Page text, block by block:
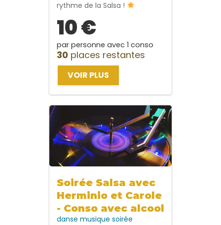
rythme de la Salsa !
10 €
par personne avec 1 conso
30 places restantes
VOIR PLUS
Soirée Salsa avec
Herminio et Carole
- Conso avec alcool
danse musique soirée